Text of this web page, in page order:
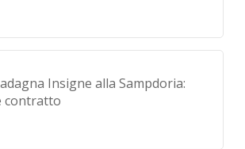
Insigne alla Sampdoria:
contratto